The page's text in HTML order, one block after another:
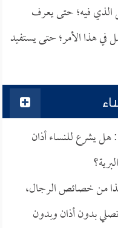
الذي فيه؛ حتى يعرف
هذا الأمر؛ حتى يستفيد
يشرع للنساء أذان
من خصائص الرجال،
بدون أذان وبدون